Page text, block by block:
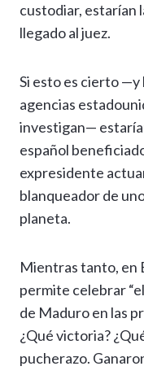
custodiar, estarían
llegado al juez.
Si esto es cierto —y
agencias
investigan—
español
expresidente
blanqueador de
planeta.
Mientras tanto, en
permite celebrar
de Maduro en las
¿Qué victoria?
pucherazo.